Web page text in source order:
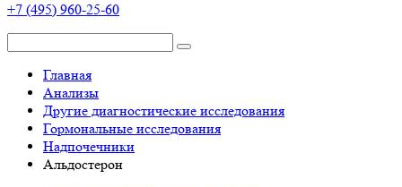
+7 (495) 960-25-60
Главная
Анализы
Другие диагностические исследования
Гормональные исследования
Надпочечники
Альдостерон